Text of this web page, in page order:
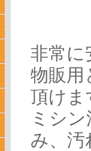
非常に
物販用
頂けま
ミシ
み、汚